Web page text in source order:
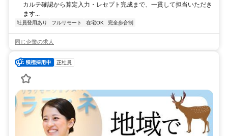
カルテ確認から算定入力・レセプト完成まで、一貫して担当いただき
ます...
社員登用あり フルリモート 在宅OK 完全歩合制
同じ企業の求人
正社員